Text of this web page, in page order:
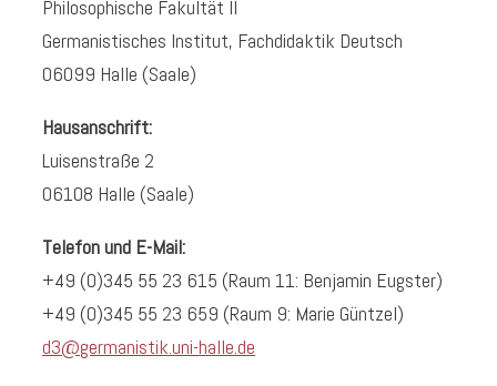
Philosophische Fakultät II
Germanistisches Institut, Fachdidaktik Deutsch
06099 Halle (Saale)
Hausanschrift:
Luisenstraße 2
06108 Halle (Saale)
Telefon und E-Mail:
+49 (0)345 55 23 615 (Raum 11: Benjamin Eugster)
+49 (0)345 55 23 659 (Raum 9: Marie Güntzel)
d3@germanistik.uni-halle.de